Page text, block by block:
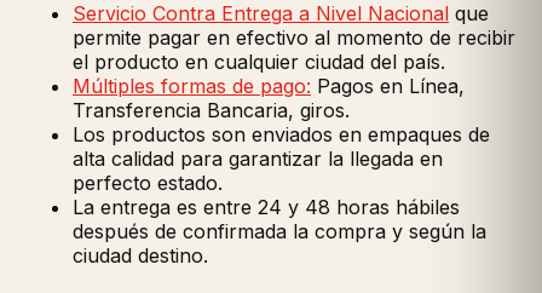
Servicio Contra Entrega a Nivel Nacional que
permite pagar en efectivo al momento de recibir
el producto en cualquier ciudad del país.
Múltiples formas de pago: Pagos en Línea,
Transferencia Bancaria, giros.
Los productos son enviados en empaques de
alta calidad para garantizar la llegada en
perfecto estado.
La entrega es entre 24 y 48 horas hábiles
después de confirmada la compra y según la
ciudad destino.